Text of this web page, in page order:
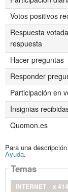
Votos positivos
Respuesta
respuesta
Hacer preguntas
Responder
Participación en
Insignias
Quomon.es
Para una
Ayuda.
Temas
INTERNET
x 414